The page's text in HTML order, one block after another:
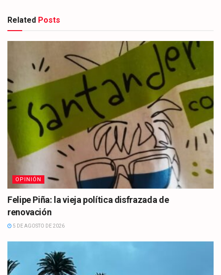
Related Posts
OPINIÓN
Felipe Piña: la vieja política disfrazada de
renovación
5 DE AGOSTO DE 2026